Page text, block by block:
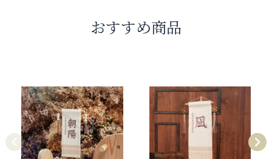
おすすめ商品